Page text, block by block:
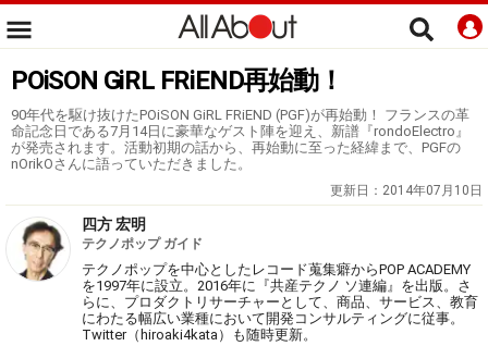
POiSON GiRL FRiEND再始動！
90年代を駆け抜けたPOiSON GiRL FRiEND (PGF)が再始動！ フランスの革
命記念日である7月14日に豪華なゲスト陣を迎え、新譜『rondoElectro』
が発売されます。活動初期の話から、再始動に至った経緯まで、PGFの
nOrikOさんに語っていただきました。
更新日： 2014年07月10日
四方 宏明
テクノポップ ガイド
テクノポップを中心としたレコード蒐集癖からPOP ACADEMY
を1997年に設立。2016年に『共産テクノ ソ連編』を出版。さ
らに、プロダクトリサーチャーとして、商品、サービス、教育
にわたる幅広い業種において開発コンサルティングに従事。
Twitter（hiroaki4kata）も随時更新。